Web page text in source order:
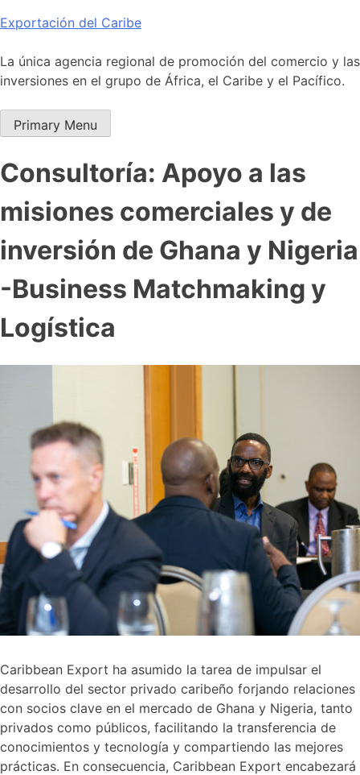
Skip
content
Exportación del Caribe
La única agencia regional de promoción del comercio y las
inversiones en el grupo de África, el Caribe y el Pacífico.
Primary Menu
Consultoría: Apoyo a las
misiones comerciales y de
inversión de Ghana y Nigeria
-Business Matchmaking y
Logística
Caribbean Export ha asumido la tarea de impulsar el
desarrollo del sector privado caribeño forjando relaciones
con socios clave en el mercado de Ghana y Nigeria, tanto
privados como públicos, facilitando la transferencia de
conocimientos y tecnología y compartiendo las mejores
prácticas. En consecuencia, Caribbean Export encabezará